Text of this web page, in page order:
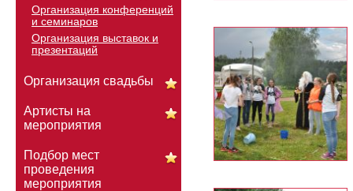
Организация конференций
и семинаров
Организация выставок и
презентаций
Организация свадьбы
Артисты на
мероприятия
Подбор мест
проведения
мероприятия